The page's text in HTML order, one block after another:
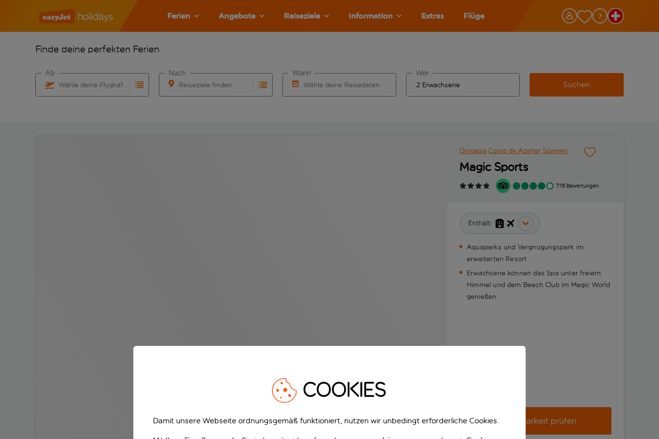
Ferien Angebote Reiseziele Information Extras Flüge
Finde deine perfekten Ferien
Wähle deine Flughäfen
Ab
Reiseziele finden
Nach
Wähle deine Reisedaten
Wann Wer
Suchen
Oropesa Costa de Azahar Spanien
Magic Sports
778 Bewertungen
Enthält:
Aquaparks und Vergnügungspark im
erweiterten Resort
Erwachsene können das Spa unter freiem
Himmel und dem Beach Club im Magic World
genießen
Verfügbarkeit prüfen
COOKIES
Damit unsere Webseite ordnungsgemäß funktioniert, nutzen wir unbedingt erforderliche Cookies.